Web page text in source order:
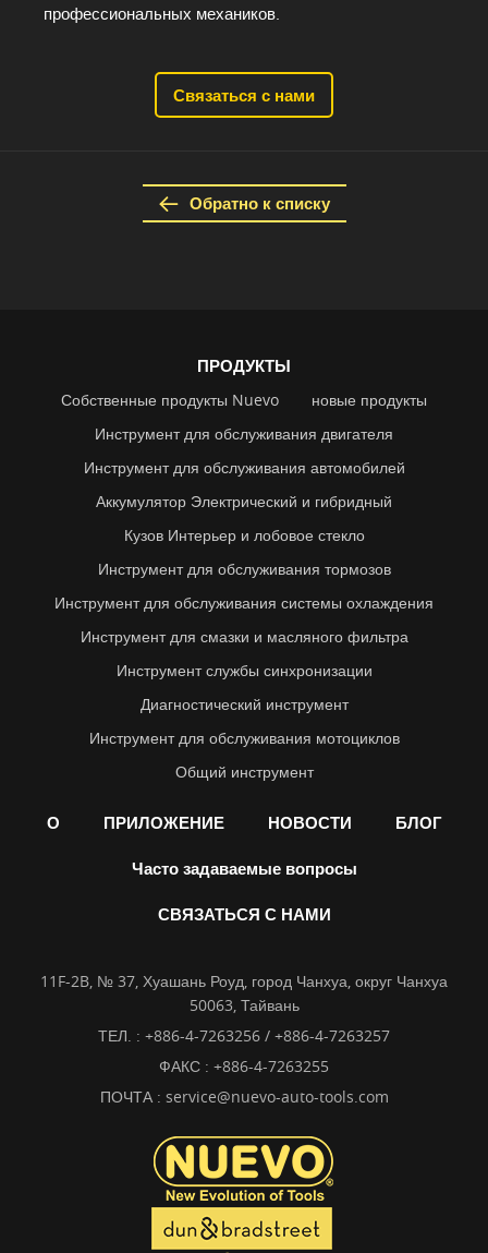
профессиональных механиков.
Связаться с нами
Обратно к списку
ПРОДУКТЫ
Собственные продукты Nuevo
новые продукты
Инструмент для обслуживания двигателя
Инструмент для обслуживания автомобилей
Аккумулятор Электрический и гибридный
Кузов Интерьер и лобовое стекло
Инструмент для обслуживания тормозов
Инструмент для обслуживания системы охлаждения
Инструмент для смазки и масляного фильтра
Инструмент службы синхронизации
Диагностический инструмент
Инструмент для обслуживания мотоциклов
Общий инструмент
О ПРИЛОЖЕНИЕ НОВОСТИ БЛОГ
Часто задаваемые вопросы
СВЯЗАТЬСЯ С НАМИ
11F-2B, № 37, Хуашань Роуд, город Чанхуа, округ Чанхуа
50063, Тайвань
ТЕЛ. : +886-4-7263256 / +886-4-7263257
ФАКС : +886-4-7263255
ПОЧТА : service@nuevo-auto-tools.com